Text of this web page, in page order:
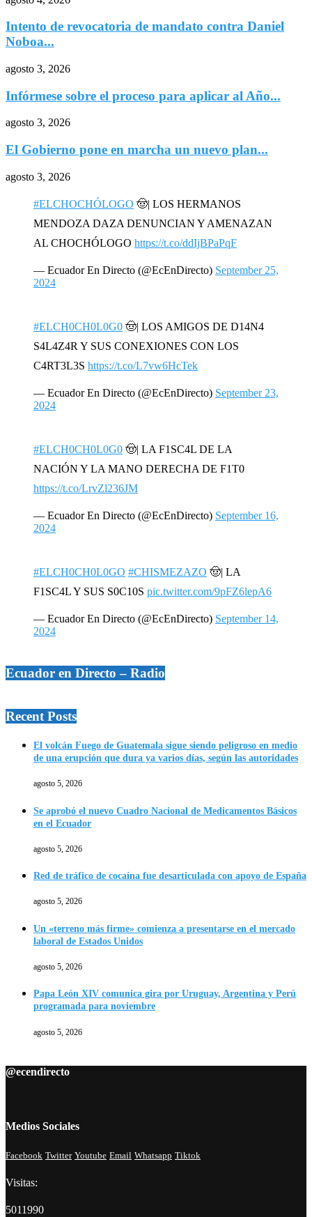
Intento de revocatoria de mandato contra Daniel
Noboa...
agosto 3, 2026
Infórmese sobre el proceso para aplicar al Año...
agosto 3, 2026
El Gobierno pone en marcha un nuevo plan...
agosto 3, 2026
#ELCHOCHÓLOGO 🤠| LOS HERMANOS
MENDOZA DAZA DENUNCIAN Y AMENAZAN
AL CHOCHÓLOGO https://t.co/ddIjBPaPqF
— Ecuador En Directo (@EcEnDirecto) September 25,
2024
#ELCH0CH0L0G0 🤠| LOS AMIGOS DE D14N4
S4L4Z4R Y SUS CONEXIONES CON LOS
C4RT3L3S https://t.co/L7vw6HcTek
— Ecuador En Directo (@EcEnDirecto) September 23,
2024
#ELCH0CH0L0G0 🤠| LA F1SC4L DE LA
NACIÓN Y LA MANO DERECHA DE F1T0
https://t.co/LrvZl236JM
— Ecuador En Directo (@EcEnDirecto) September 16,
2024
#ELCH0CH0L0GO #CHISMEZAZO 🤠| LA
F1SC4L Y SUS S0C10S pic.twitter.com/9pFZ6lepA6
— Ecuador En Directo (@EcEnDirecto) September 14,
2024
Ecuador en Directo – Radio
Recent Posts
El volcán Fuego de Guatemala sigue siendo peligroso en medio
de una erupción que dura ya varios días, según las autoridades
agosto 5, 2026
Se aprobó el nuevo Cuadro Nacional de Medicamentos Básicos
en el Ecuador
agosto 5, 2026
Red de tráfico de cocaína fue desarticulada con apoyo de España
agosto 5, 2026
Un «terreno más firme» comienza a presentarse en el mercado
laboral de Estados Unidos
agosto 5, 2026
Papa León XIV comunica gira por Uruguay, Argentina y Perú
programada para noviembre
agosto 5, 2026
@ecendirecto
Medios Sociales
Facebook Twitter Youtube Email Whatsapp Tiktok
Visitas:
5011990